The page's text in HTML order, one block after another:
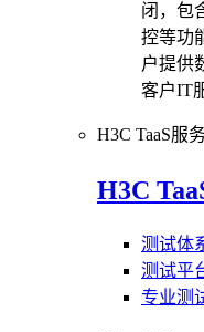
闭，包
控等功
户提供
客户IT
H3C TaaS服
H3C
测试体
测试平
专业测